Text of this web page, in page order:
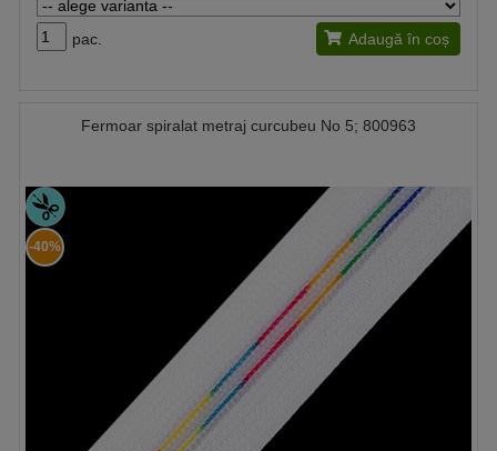
pac. Adaugă în coș
Fermoar spiralat metraj curcubeu No 5; 800963
-40%